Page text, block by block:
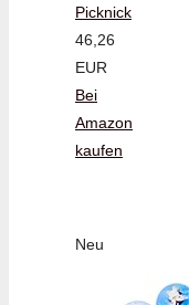
Picknick
46,26
EUR
Bei
Amazon
kaufen
Neu